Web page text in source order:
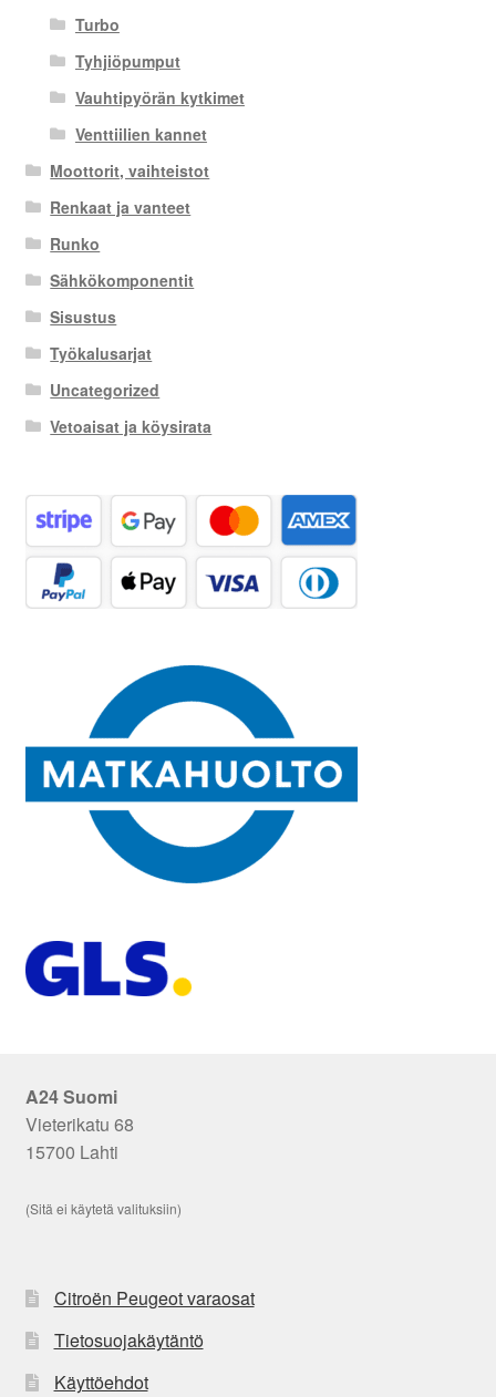
Turbo
Tyhjiöpumput
Vauhtipyörän kytkimet
Venttiilien kannet
Moottorit, vaihteistot
Renkaat ja vanteet
Runko
Sähkökomponentit
Sisustus
Työkalusarjat
Uncategorized
Vetoaisat ja köysirata
A24 Suomi
Vieterikatu 68
15700 Lahti
(Sitä ei käytetä valituksiin)
Citroën Peugeot varaosat
Tietosuojakäytäntö
Käyttöehdot